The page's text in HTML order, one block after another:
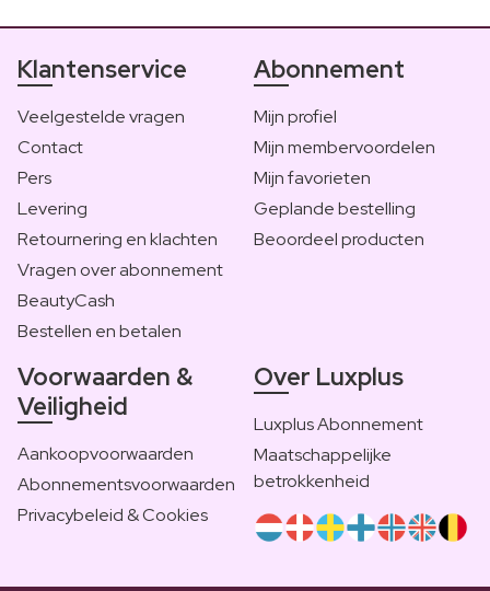
Klantenservice
Veelgestelde vragen
Contact
Pers
Levering
Retournering en klachten
Vragen over abonnement
BeautyCash
Bestellen en betalen
Abonnement
Mijn profiel
Mijn membervoordelen
Mijn favorieten
Geplande bestelling
Beoordeel producten
Voorwaarden &
Veiligheid
Aankoopvoorwaarden
Abonnementsvoorwaarden
Privacybeleid & Cookies
Over Luxplus
Luxplus Abonnement
Maatschappelijke
betrokkenheid